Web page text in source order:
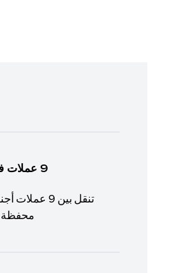
9 عملات في بطاقة خصم واحدة
تنقل بين 9
محفظة